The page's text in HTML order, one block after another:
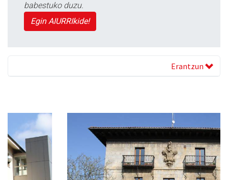
babestuko duzu.
Egin AIURRIkide!
Erantzun